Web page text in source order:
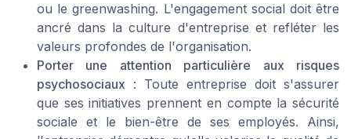
ou le greenwashing. L'engagement social doit être
ancré dans la culture d'entreprise et refléter les
valeurs profondes de l'organisation.
Porter une attention particulière aux risques
psychosociaux : Toute entreprise doit s'assurer
que ses initiatives prennent en compte la sécurité
sociale et le bien-être de ses employés. Ainsi,